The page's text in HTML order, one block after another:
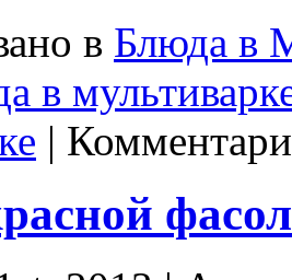
в Блюда в
в
|